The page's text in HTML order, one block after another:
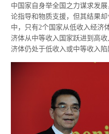
中国家自身举全国之力谋求发
论指导和物质支援，但其结果
中，只有2个国家从低收入经济
济体从中等收入国家跃进到高
济体仍处于低收入或中等收入陷